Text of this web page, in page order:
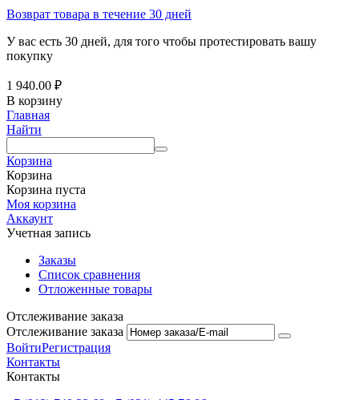
Возврат товара в течение 30 дней
У вас есть 30 дней, для того чтобы протестировать вашу
покупку
1 940.00 ₽
В корзину
Главная
Найти
Корзина
Корзина
Корзина пуста
Моя корзина
Аккаунт
Учетная запись
Заказы
Список сравнения
Отложенные товары
Отслеживание заказа
Отслеживание заказа
ВойтиРегистрация
Контакты
Контакты